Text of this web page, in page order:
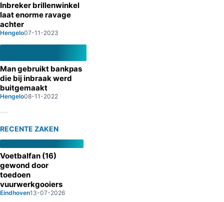
Inbreker brillenwinkel
laat enorme ravage
achter
Hengelo07-11-2023
Man gebruikt bankpas
die bij inbraak werd
buitgemaakt
Hengelo08-11-2022
RECENTE ZAKEN
Voetbalfan (16)
gewond door
toedoen
vuurwerkgooiers
Eindhoven13-07-2026